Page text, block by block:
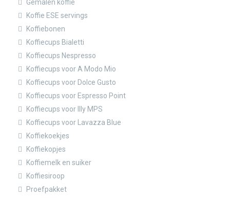
Gemalen koffie
Koffie ESE servings
Koffiebonen
Koffiecups Bialetti
Koffiecups Nespresso
Koffiecups voor A Modo Mio
Koffiecups voor Dolce Gusto
Koffiecups voor Espresso Point
Koffiecups voor Illy MPS
Koffiecups voor Lavazza Blue
Koffiekoekjes
Koffiekopjes
Koffiemelk en suiker
Koffiesiroop
Proefpakket